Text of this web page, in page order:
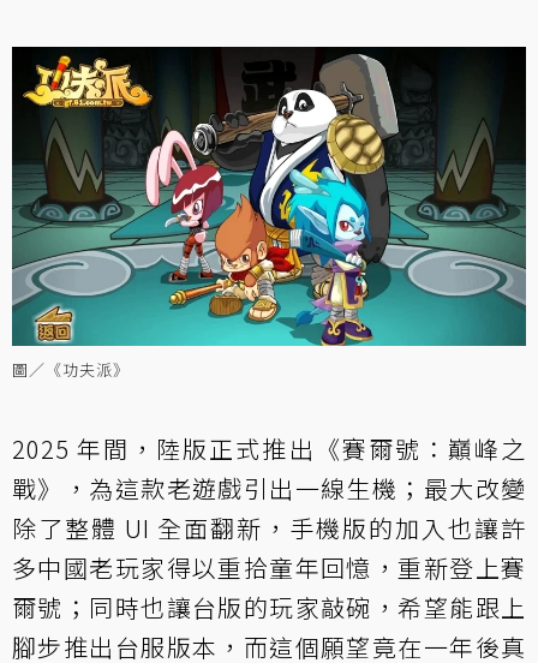
圖／《功夫派》
2025 年間，陸版正式推出《賽爾號：巔峰之
戰》，為這款老遊戲引出一線生機；最大改變
除了整體 UI 全面翻新，手機版的加入也讓許
多中國老玩家得以重拾童年回憶，重新登上賽
爾號；同時也讓台版的玩家敲碗，希望能跟上
腳步推出台服版本，而這個願望竟在一年後真